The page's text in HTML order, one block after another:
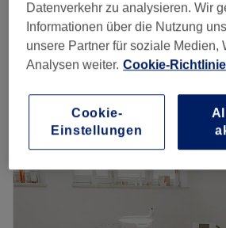
Augenbrauenlifting inkl. Färben &
Brow Lifting München
1 Std.
Schnellansicht Saloninfos
Montag
Dienstag
Mittwoch
Donnerstag
Datenverkehr zu analysieren. Wir
Informationen über die Nutzung
unsere Partner für soziale Medien,
Analysen weiter. Cookie-
Cookie-
Einstellungen